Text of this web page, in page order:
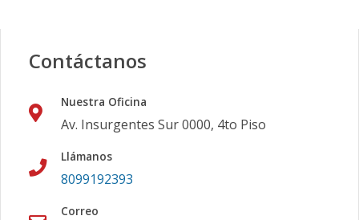
Contáctanos
Nuestra Oficina
Av. Insurgentes Sur 0000, 4to Piso
Llámanos
8099192393
Correo